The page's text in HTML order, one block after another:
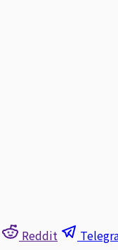
Reddit